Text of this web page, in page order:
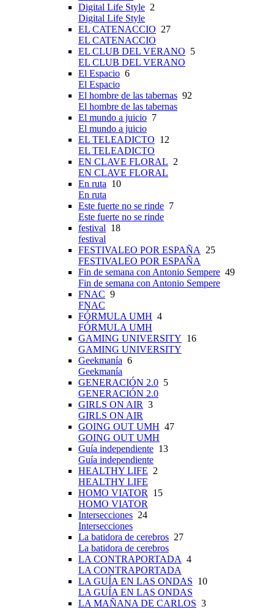
Digital Life Style 2
Digital Life Style
EL CATENACCIO 27
EL CATENACCIO
EL CLUB DEL VERANO 5
EL CLUB DEL VERANO
El Espacio 6
El Espacio
El hombre de las tabernas 92
El hombre de las tabernas
El mundo a juicio 7
El mundo a juicio
EL TELEADICTO 12
EL TELEADICTO
EN CLAVE FLORAL 2
EN CLAVE FLORAL
En ruta 10
En ruta
Este fuerte no se rinde 7
Este fuerte no se rinde
festival 18
festival
FESTIVALEO POR ESPAÑA
25
FESTIVALEO POR ESPAÑA
Fin de semana con Antonio Sempere 49
Fin de semana con Antonio Sempere
FNAC 9
FNAC
FÓRMULA UMH 4
FÓRMULA UMH
GAMING UNIVERSITY 16
GAMING UNIVERSITY
Geekmanía 6
Geekmanía
GENERACIÓN 2.0 5
GENERACIÓN 2.0
GIRLS ON AIR 3
GIRLS ON AIR
GOING OUT UMH 47
GOING OUT UMH
Guía independiente 13
Guía independiente
HEALTHY LIFE 2
HEALTHY LIFE
HOMO VIATOR
15
HOMO VIATOR
Intersecciones 24
Intersecciones
La batidora de cerebros 27
La batidora de cerebros
LA CONTRAPORTADA 4
LA CONTRAPORTADA
LA GUÍA EN LAS ONDAS 10
LA GUÍA EN LAS ONDAS
LA MAÑANA DE CARLOS 3